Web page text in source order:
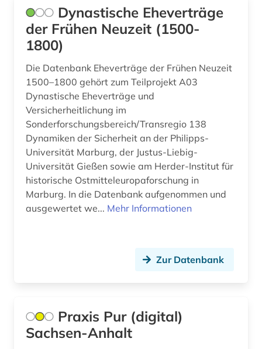
bayern. bayerisches staatsministerium der
finanzen (1)
bayern. bayerisches staatsministerium der
justiz (1)
bayern. bayerisches staatsministerium für
bayern. bayerisches staatsministerium für
wissenschaft und kunst (1)
beamtenrecht (1)
behörde (1)
belgien (4)
besatzungsmacht (1)
besonderer teil (1)
Irland (3)
Italien (1)
Kanada (3)
Korea (1)
Liechtenstein (3)
Litauen (1)
Mecklenburg-Vorpommern (2)
Niedersachsen (5)
Nordrhein-Westfalen (4)
Norwegen (2)
Dynastische Eheverträge
der Frühen Neuzeit (1500-
1800)
Die Datenbank Eheverträge der Frühen Neuzeit
1500–1800 gehört zum Teilprojekt A03
Dynastische Eheverträge und
Versicherheitlichung im
Sonderforschungsbereich/Transregio 138
Dynamiken der Sicherheit an der Philipps-
Universität Marburg, der Justus-Liebig-
Universität Gießen sowie am Herder-Institut für
historische Ostmitteleuropaforschung in
Marburg. In die Datenbank aufgenommen und
ausgewertet we... Mehr Informationen
Zur Datenbank
Praxis Pur (digital)
Sachsen-Anhalt